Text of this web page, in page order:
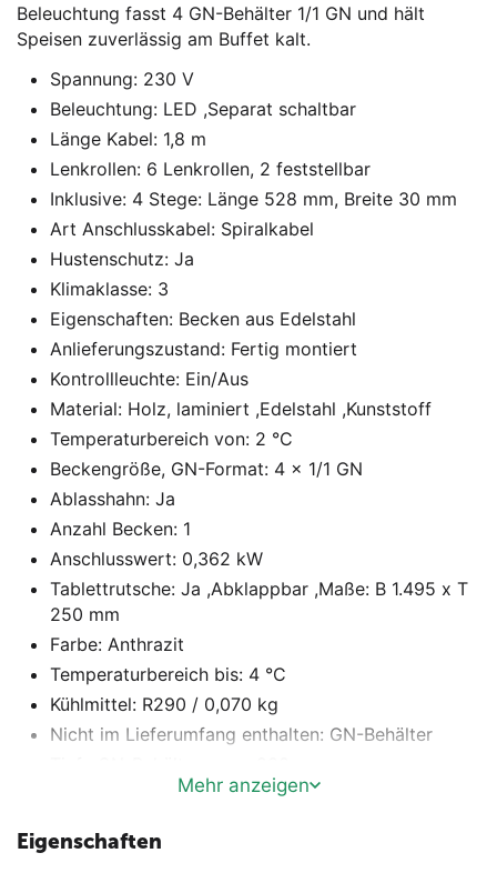
Beleuchtung fasst 4 GN-Behälter 1/1 GN und hält
Speisen zuverlässig am Buffet kalt.
Spannung: 230 V
Beleuchtung: LED ,Separat schaltbar
Länge Kabel: 1,8 m
Lenkrollen: 6 Lenkrollen, 2 feststellbar
Inklusive: 4 Stege: Länge 528 mm, Breite 30 mm
Art Anschlusskabel: Spiralkabel
Hustenschutz: Ja
Klimaklasse: 3
Eigenschaften: Becken aus Edelstahl
Anlieferungszustand: Fertig montiert
Kontrollleuchte: Ein/Aus
Material: Holz, laminiert ,Edelstahl ,Kunststoff
Temperaturbereich von: 2 °C
Beckengröße, GN-Format: 4 x 1/1 GN
Ablasshahn: Ja
Anzahl Becken: 1
Anschlusswert: 0,362 kW
Tablettrutsche: Ja ,Abklappbar ,Maße: B 1.495 x T
250 mm
Farbe: Anthrazit
Temperaturbereich bis: 4 °C
Kühlmittel: R290 / 0,070 kg
Nicht im Lieferumfang enthalten: GN-Behälter
Kühlung: StatischMehr anzeigen
Eigenschaften